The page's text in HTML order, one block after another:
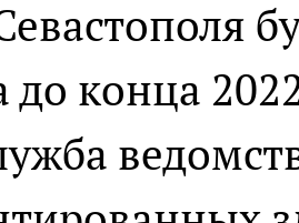
до конца